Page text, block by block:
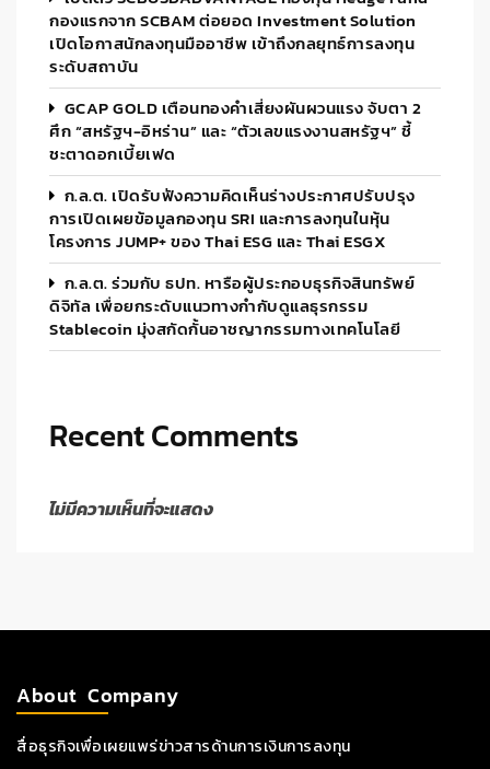
กองแรกจาก SCBAM ต่อยอด Investment Solution
เปิดโอกาสนักลงทุนมืออาชีพ เข้าถึงกลยุทธ์การลงทุน
ระดับสถาบัน
GCAP GOLD เตือนทองคำเสี่ยงผันผวนแรง จับตา 2
ศึก “สหรัฐฯ-อิหร่าน” และ “ตัวเลขแรงงานสหรัฐฯ” ชี้
ชะตาดอกเบี้ยเฟด
ก.ล.ต. เปิดรับฟังความคิดเห็นร่างประกาศปรับปรุง
การเปิดเผยข้อมูลกองทุน SRI และการลงทุนในหุ้น
โครงการ JUMP+ ของ Thai ESG และ Thai ESGX
ก.ล.ต. ร่วมกับ ธปท. หารือผู้ประกอบธุรกิจสินทรัพย์
ดิจิทัล เพื่อยกระดับแนวทางกำกับดูแลธุรกรรม
Stablecoin มุ่งสกัดกั้นอาชญากรรมทางเทคโนโลยี
Recent Comments
ไม่มีความเห็นที่จะแสดง
About Company
สื่อธุรกิจเพื่อเผยแพร่ข่าวสารด้านการเงินการลงทุน